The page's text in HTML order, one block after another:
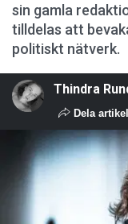
sin gamla
tilldelas att
politiskt nätverk.
Thindra
Dela